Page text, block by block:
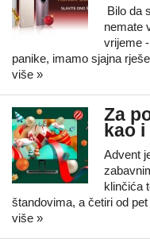
Bilo da
nemate
vrijeme
panike, imamo sjajna
više »
Za
kao
Advent
klinčića
štandovima, a četiri od
više »